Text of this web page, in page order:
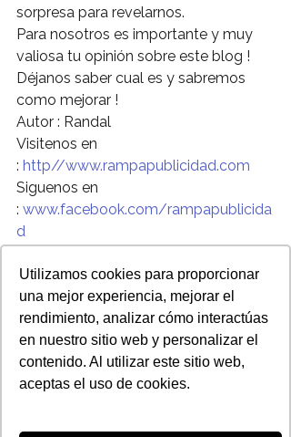
Utilizamos cookies para proporcionar
una mejor experiencia, mejorar el
rendimiento, analizar cómo interactúas
en nuestro sitio web y personalizar el
contenido. Al utilizar este sitio web,
aceptas el uso de cookies.
sorpresa para revelarnos.
Para nosotros es importante y muy
valiosa tu opinión sobre este blog !
Déjanos saber cual es y sabremos
como mejorar !
Autor : Randal
Visitenos en
: http//www.rampapublicidad.com
Siguenos en
: www.facebook.com/rampapublicida
d
https://plus.google.com/u/0/101670
449426393132145/posts